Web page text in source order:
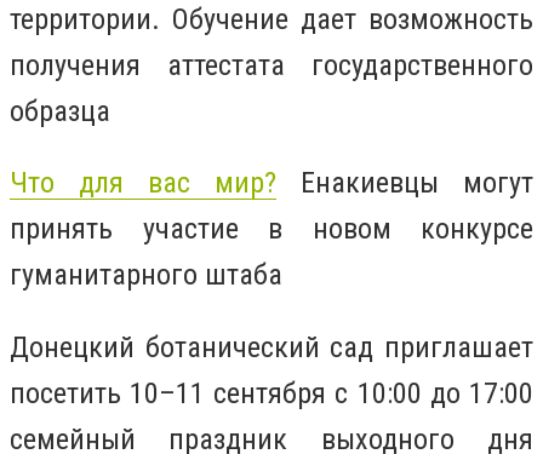
территории. Обучение дает возможность
получения аттестата государственного
образца
Что для вас мир? Енакиевцы могут
принять участие в новом конкурсе
гуманитарного штаба
Донецкий ботанический сад приглашает
посетить 10–11 сентября с 10:00 до 17:00
семейный праздник выходного дня